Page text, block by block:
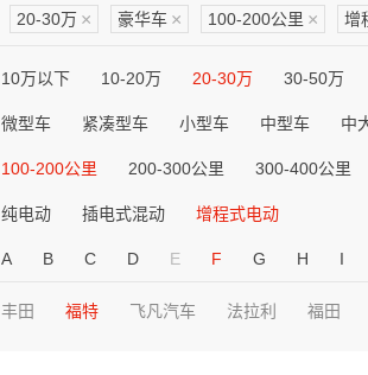
20-30万 × 豪华车 × 100-200公里 × 增
10万以下 10-20万 20-30万 30-50万
微型车 紧凑型车 小型车 中型车 中
100-200公里 200-300公里 300-400公里
纯电动 插电式混动 增程式电动
A B C D E F G H I
丰田 福特 飞凡汽车 法拉利 福田